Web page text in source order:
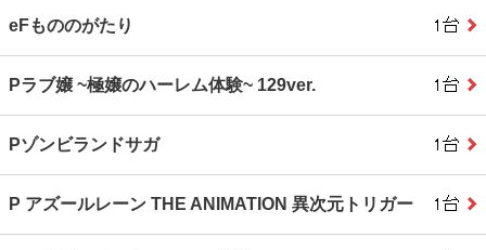
eFもののがたり
Pラブ嬢 ~極嬢のハーレム体験~ 129ver.
Pゾンビランドサガ
P アズールレーン THE ANIMATION 異次元トリガー